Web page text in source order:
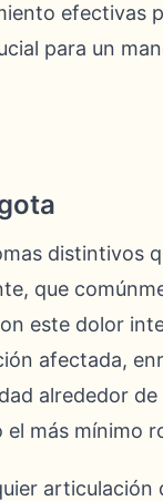
efectivas
para un
distintivos
que
este dolor
afectada,
alrededor
más mínimo
articulación